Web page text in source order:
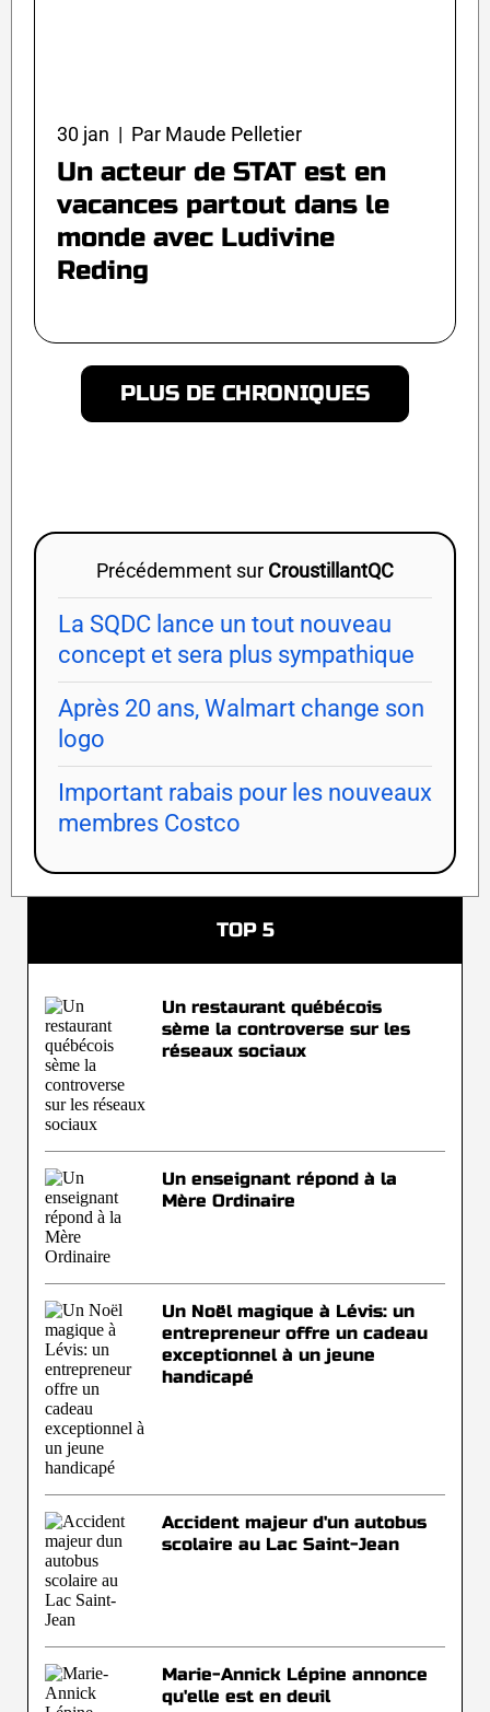
30 jan | Par Maude Pelletier
Un acteur de STAT est en
vacances partout dans le
monde avec Ludivine
Reding
PLUS DE CHRONIQUES
Précédemment sur CroustillantQC
La SQDC lance un tout nouveau
concept et sera plus sympathique
Après 20 ans, Walmart change son
logo
Important rabais pour les nouveaux
membres Costco
TOP 5
Un restaurant québécois
sème la controverse sur les
réseaux sociaux
Un enseignant répond à la
Mère Ordinaire
Un Noël magique à Lévis: un
entrepreneur offre un cadeau
exceptionnel à un jeune
handicapé
Accident majeur d'un autobus
scolaire au Lac Saint-Jean
Marie-Annick Lépine annonce
qu'elle est en deuil